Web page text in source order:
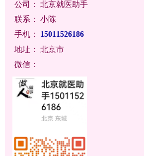
公司： 北京就医助手
联系： 小陈
手机：
15011526186
地址： 北京市
微信：